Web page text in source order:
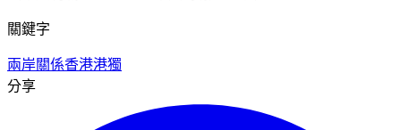
關鍵字
兩岸關係香港港獨
分享